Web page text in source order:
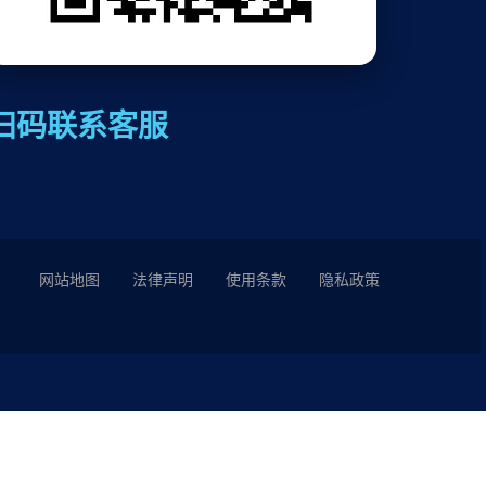
码联系客服
隐私政策
使用条款
法律声明
网站地图